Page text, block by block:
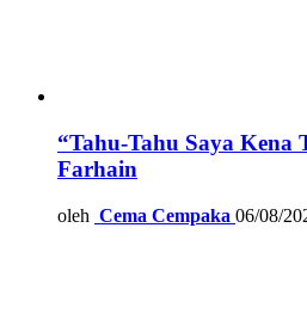
“Tahu-Tahu Saya Kena
Farhain
oleh Cema Cempaka 06/08/